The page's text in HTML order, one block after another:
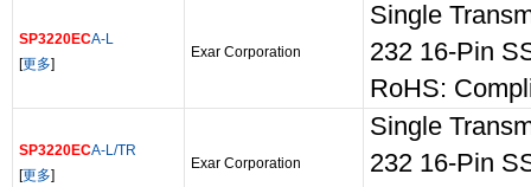
SP3220ECA-L
[更多]
Exar Corporation
Single
232 16-Pin
RoHS:
SP3220ECA-L/TR
[更多]
Exar Corporation
Single
232 16-Pin